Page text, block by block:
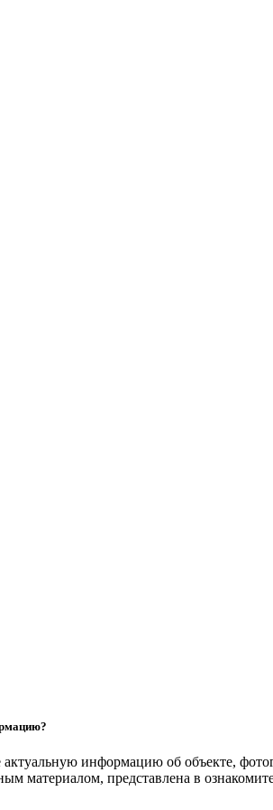
информацию об объекте,
материалом, представлена в